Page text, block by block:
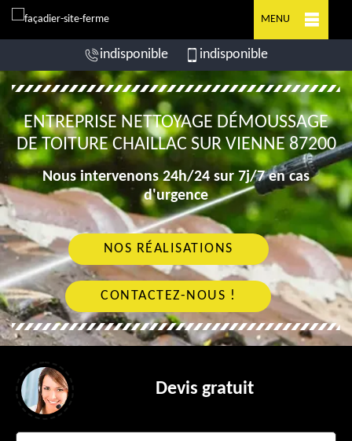
MENU
indisponible indisponible
ENTREPRISE NETTOYAGE DÉMOUSSAGE
DE TOITURE CHAILLAC SUR VIENNE 87200
Nous intervenons 24h/24 sur 7j/7 en cas
d'urgence
NOS RÉALISATIONS
CONTACTEZ-NOUS !
Devis gratuit